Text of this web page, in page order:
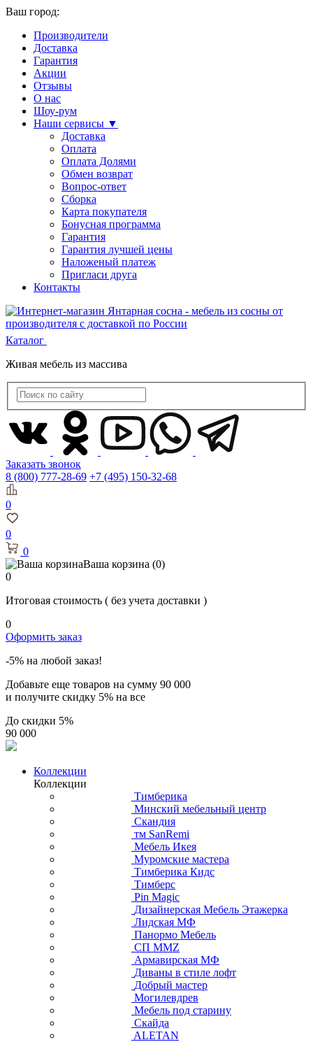
Ваш город:
Производители
Доставка
Гарантия
Акции
Отзывы
О нас
Шоу-рум
Наши сервисы ▼
Доставка
Оплата
Оплата Долями
Обмен возврат
Вопрос-ответ
Сборка
Карта покупателя
Бонусная программа
Гарантия
Гарантия лучшей цены
Наложеный платеж
Пригласи друга
Контакты
Каталог
Живая мебель из массива
Заказать звонок
8 (800) 777-28-69 +7 (495) 150-32-68
0
0
0
Ваша корзина (0)
0
Итоговая стоимость ( без учета доставки )
0
Оформить заказ
-5% на любой заказ!
Добавьте еще товаров на сумму 90 000
и получите скидку 5% на все
До скидки 5%
90 000
Коллекции
Коллекции
Тимберика
Минский мебельный центр
Скандия
тм SanRemi
Мебель Икея
Муромские мастера
Тимберика Кидс
Тимберс
Pin Magic
Дизайнерская Мебель Этажерка
Лидская МФ
Панормо Мебель
СП ММZ
Армавирская МФ
Диваны в стиле лофт
Добрый мастер
Могилевдрев
Мебель под старину
Скайда
ALETAN